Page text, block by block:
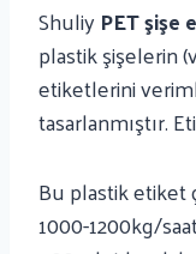
Shuliy PET
plastik şişelerin
etiketlerini
tasarlanmıştır.
Bu plastik etiket
1000-1200kg/